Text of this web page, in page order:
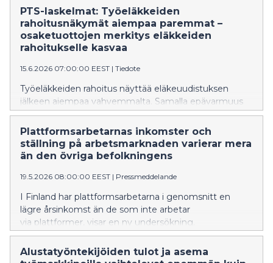
uppskattar Pensionsskyddscentralen (PSC) i sin nya
långsiktiga kalkyl.
PTS-laskelmat: Työeläkkeiden
rahoitusnäkymät aiempaa paremmat –
osaketuottojen merkitys eläkkeiden
rahoitukselle kasvaa
15.6.2026 07:00:00 EEST | Tiedote
Työeläkkeiden rahoitus näyttää eläkeuudistuksen
jälkeen aiempaa vahvemmalta. Samalla epävarmuus
tulevasta työeläkemaksun tasosta lisääntyy, arvioi
Eläketurvakeskus (ETK) uudessa pitkän aikavälin
laskelmassaan.
Plattformsarbetarnas inkomster och
ställning på arbetsmarknaden varierar mera
än den övriga befolkningens
19.5.2026 08:00:00 EEST | Pressmeddelande
I Finland har plattformsarbetarna i genomsnitt en
lägre årsinkomst än de som inte arbetar
via plattformer, visar en ny undersökning.
Plattformsarbetarnas inkomster och inkomstkällor
varierar också mera än den övriga befolkningens. De
rör sig oftare mellan anställningar, egenföretagande,
Alustatyöntekijöiden tulot ja asema